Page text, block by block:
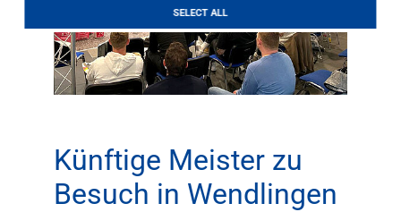
SELECT ALL
LITHOFINDER
Download
Künftige Meister zu
Besuch in Wendlingen